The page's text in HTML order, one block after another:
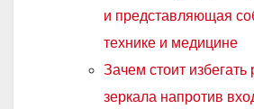
и представляющая
технике и медицине
Зачем стоит
зеркала напротив